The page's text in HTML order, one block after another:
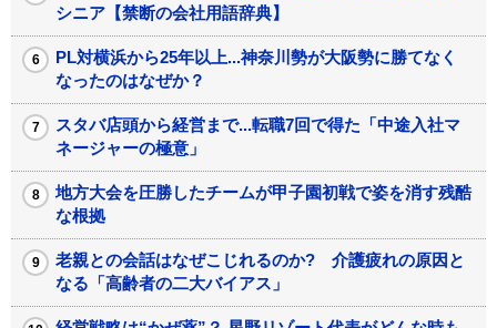
シニア【禁断の会社用語辞典】
PL対横浜から25年以上...神奈川勢が大阪勢に勝てなく
なったのはなぜか？
スタバ店頭から経営まで...転職7回で得た「中途入社マ
ネージャーの極意」
地方大会を圧勝したチームが甲子園初戦で姿を消す残酷
な根拠
老親との会話はなぜこじれるのか? 介護疲れの原因と
なる「高齢者の二大バイアス」